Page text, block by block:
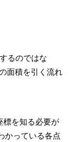
るのではな
面積を引く流れ
標を知る必要が
かっている各点